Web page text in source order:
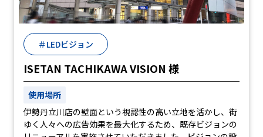
＃LEDビジョン
ISETAN TACHIKAWA VISION 様
使用場所
伊勢丹立川店の壁面という視認性の高い立地を活かし、街
ゆく人々への広告効果を最大化するため、既存ビジョンの